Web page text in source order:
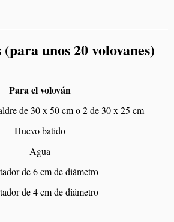
unos 20 volovanes)
Para el volován
de 30 x 50 cm o 2 de 30 x 25 cm
Huevo batido
Agua
de 6 cm de diámetro
de 4 cm de diámetro